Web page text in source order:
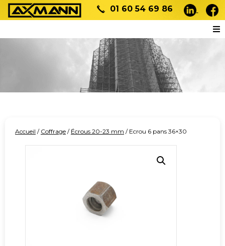
01 60 54 69 86
Accueil / Coffrage / Écrous 20-23 mm / Ecrou 6 pans 36×30